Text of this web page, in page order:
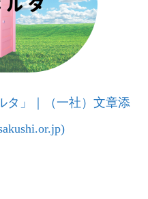
タ」｜（一社）文章添